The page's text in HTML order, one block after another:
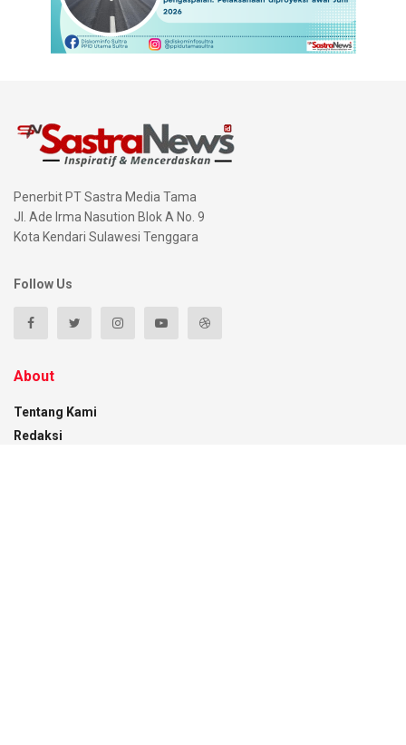
Penerbit PT Sastra Media Tama
Jl. Ade Irma Nasution Blok A No. 9
Kota Kendari Sulawesi Tenggara
Follow Us
About
Tentang Kami
Redaksi